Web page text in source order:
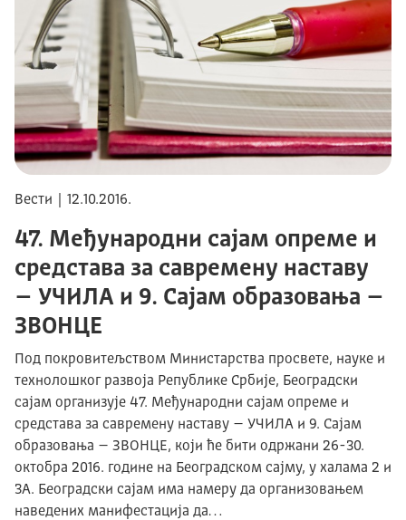
Вести | 12.10.2016.
47. Међународни сајам опреме и
средстава за савремену наставу
– УЧИЛА и 9. Сајам образовања –
ЗВОНЦЕ
Под покровитељством Министарства просвете, науке и
технолошког развоја Републике Србије, Београдски
сајам организује 47. Међународни сајам опреме и
средстава за савремену наставу – УЧИЛА и 9. Сајам
образовања – ЗВОНЦЕ, који ће бити одржани 26-30.
октобра 2016. године на Београдском сајму, у халама 2 и
3А. Београдски сајам има намеру да организовањем
наведених манифестација да…